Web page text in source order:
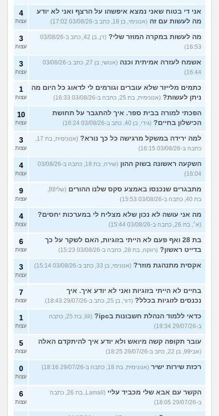
אני די בטוח שאני נמצא איפשהו על הרצף ואני לא יודע
מה לעשות עם זה (אנונימי, בן 18, כתב ב-03/08/26 17:02)
4
עצות
מה לעשות במקרה המוזר שלי?
(דן, בן 42, כתב ב-03/08/26
16:53)
3
עצות
אשמח לעזרה אמיתית וכנה
(אנושי, בן 27, כתב ב-03/08/26
16:44)
3
עצות
כתמים מלייזר שלא עוברים וגורמים לי לדאוג כל היום מה
ניתן לעשות? (אנונימית, בת 25, כתבה ב-03/08/26 16:33)
1
עצות
הפכתי למורה בבית ספר. איך להתגבר על תחושת
הכישלון בחיים? (גידי, בן 40, כתב ב-03/08/26 16:24)
10
עצות
למה ירידה במשקל מרגישה כל כך נורא?
כתבה ב-03/08/26 16:15)
3
עצות
השקעה ראשונה בשוק ההון
(שירה, בת 18, כתבה ב-03/08/26
16:04)
4
עצות
מתבגרים שנכנסו באמצע סקס שלנו ההורים
בת 40, כתבה ב-03/08/26 15:53)
9
עצות
מה אני עושה לא נכון שלא מצליח לי במערכות יחסים?
(א׳, בת 26, כתבה ב-03/08/26 15:44)
4
עצות
בת 28 ואף פעם לא הייתי בזוגיות, האם לשקר על כך
בדייט ראשון? (רווקה, בת 28, כתבה ב-03/08/26 15:23)
6
עצות
אקסית מתנהגת מוזר? (אנונימי, בן 33, כתב ב-03/08/26 15:14) 3
עצות
בחיים לא הייתי בזוגיות ואני לא יודע איך. איך
נכנסים לזוגיות בכלל? (דור, בן 25, כתב ב-29/07/26 18:43)
7
עצות
כדאי ללמוד הנהלת חשבונות בipc?
(lili, בת 25, כתבה
ב-29/07/26 18:34)
1
עצות
עובר תקופה קשה מיואש ולא יודע איך להיתקדם האלה
(אבי99, בן 22, כתב ב-29/07/26 18:25)
5
עצות
רכזת שירות ישיר (אנונימית, בת 18, כתבה ב-29/07/26 18:16) 0
עצות
הקשר עם אבא שלי מכביד עליי
(Lamali, בת 26, כתבה
ב-29/07/26 18:05)
6
עצות